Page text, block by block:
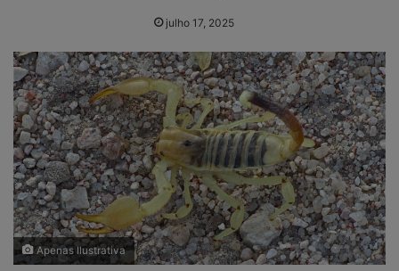
julho 17, 2025
Apenas Ilustrativa